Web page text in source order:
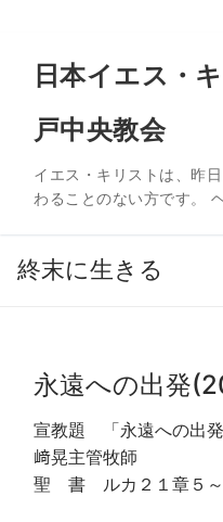
日本イエス・
戸中央教会
イエス・キリストは、昨
わることのない方です。
終末に生きる
永遠への出発
宣教題 「永遠
﨑晃主管牧師
聖 書 ルカ２１章５～